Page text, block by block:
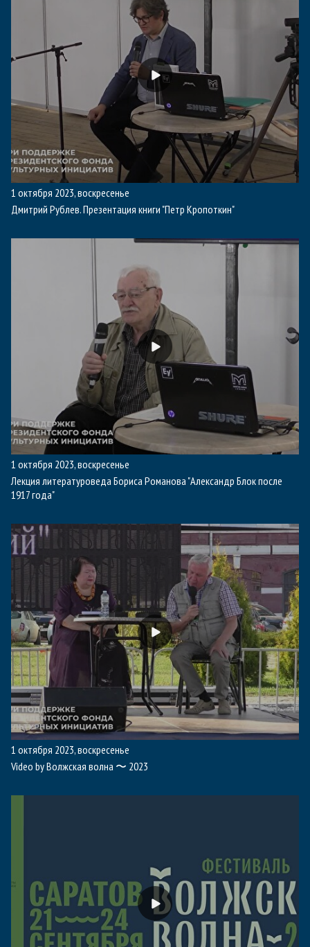
1 октября 2023, воскресенье
Дмитрий Рублев. Презентация книги "Петр Кропоткин"
1 октября 2023, воскресенье
Лекция литературоведа Бориса Романова "Александр Блок после
1917 года"
1 октября 2023, воскресенье
Video by Волжская волна 〜 2023